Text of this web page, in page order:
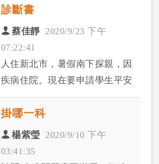
診斷書
蔡佳靜 2020/9/23 下午
07:22:41
人住新北市，暑假南下探親，因
疾病住院。現在要申請學生平安
保險，需診斷書、收據。但人在
北部，請問有什麼方法申請診斷
書、收據？謝謝！
掛哪一科
楊紫瑩 2020/9/10 下午
03:41:35